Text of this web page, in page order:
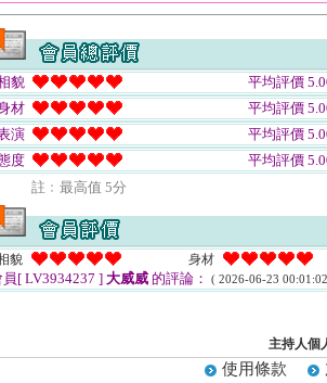
貌
平均評價
材
平均評價
演
平均評價
度
平均評價
註﹕最高值 5分
貌 身材
員[ LV3934237 ]大威威 的評論： ( 2026-06-23
主持人個
使用條款